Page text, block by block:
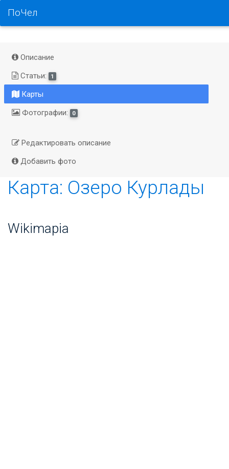
ПоЧел
Описание
Статьи:
1
Карты
Фотографии:
0
Редактировать описание
Добавить фото
Карта: Озеро Курлады
Wikimapia